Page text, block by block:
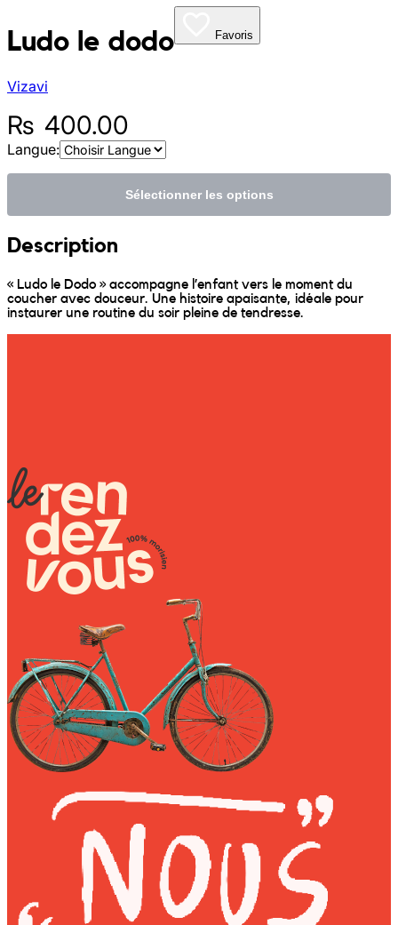
Ludo le dodo
Vizavi
Favoris
₨ 400.00
Langue:
Sélectionner les options
Description
« Ludo le Dodo » accompagne l’enfant vers le moment du
coucher avec douceur. Une histoire apaisante, idéale pour
instaurer une routine du soir pleine de tendresse.
Oopsie Daisy
Pigment It Pottery
Planty Mauritius
Saskia
Save A Sail
The Sock Trader
The Kreol Republic
The Little Big People
Timimi
Timo
Vizavi
Wally Plush Toys
Zimaz Kreol
ZOLA by Estelle